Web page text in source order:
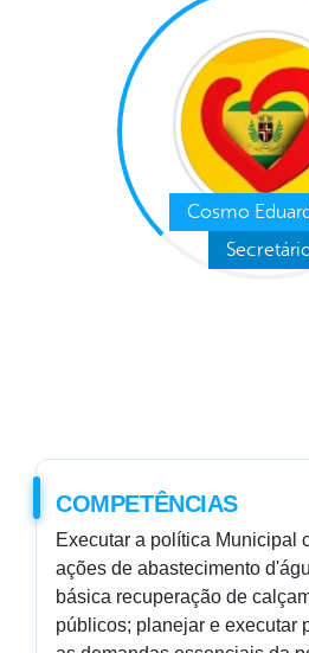
Cosmo
COMPETÊNCIAS
Executar a política Municipal
ações de abastecimento
básica recuperação de
públicos; planejar e executar